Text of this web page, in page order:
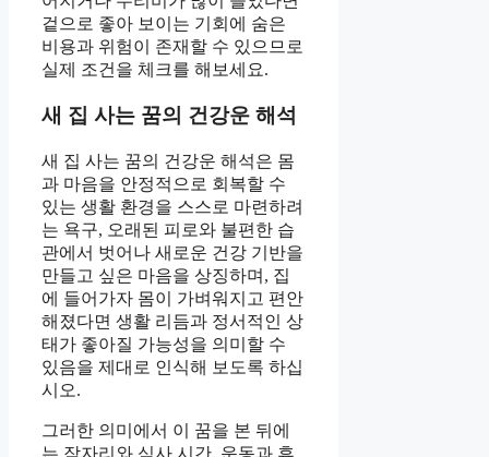
겉으로 좋아 보이는 기회에 숨은
비용과 위험이 존재할 수 있으므로
실제 조건을 체크를 해보세요.
새 집 사는 꿈의 건강운 해석
새 집 사는 꿈의 건강운 해석은 몸
과 마음을 안정적으로 회복할 수
있는 생활 환경을 스스로 마련하려
는 욕구, 오래된 피로와 불편한 습
관에서 벗어나 새로운 건강 기반을
만들고 싶은 마음을 상징하며, 집
에 들어가자 몸이 가벼워지고 편안
해졌다면 생활 리듬과 정서적인 상
태가 좋아질 가능성을 의미할 수
있음을 제대로 인식해 보도록 하십
시오.
그러한 의미에서 이 꿈을 본 뒤에
는 잠자리와 식사 시간, 운동과 휴